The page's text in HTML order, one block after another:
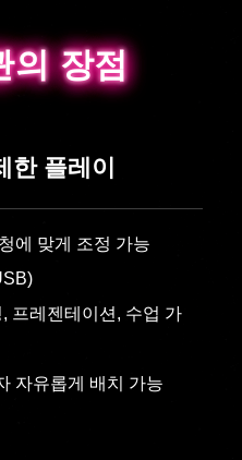
의 장점
의 장점
한 플레이
에 맞게 조정 가능
프레젠테이션, 수업 가
자유롭게 배치 가능